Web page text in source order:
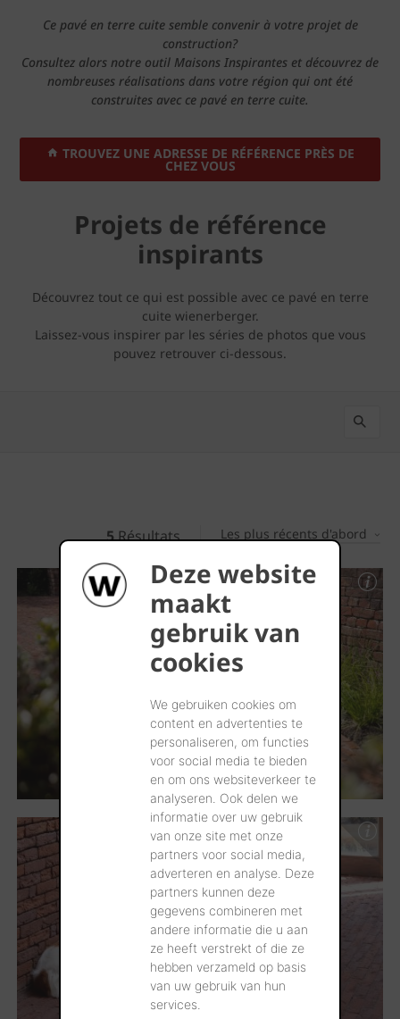
Deze website
maakt
gebruik van
cookies
We gebruiken cookies om
content en advertenties te
personaliseren, om functies
voor social media te bieden
en om ons websiteverkeer te
analyseren. Ook delen we
informatie over uw gebruik
van onze site met onze
partners voor social media,
adverteren en analyse. Deze
partners kunnen deze
gegevens combineren met
andere informatie die u aan
ze heeft verstrekt of die ze
hebben verzameld op basis
van uw gebruik van hun
services.
Ce pavé en terre cuite semble convenir à votre projet de
construction?
Consultez alors notre outil Maisons Inspirantes et découvrez de
nombreuses réalisations dans votre région qui ont été
construites avec ce pavé en terre cuite.
TROUVEZ UNE ADRESSE DE RÉFÉRENCE PRÈS DE
CHEZ VOUS
Projets de référence
inspirants
Découvrez tout ce qui est possible avec ce pavé en terre
cuite wienerberger.
Laissez-vous inspirer par les séries de photos que vous
pouvez retrouver ci-dessous.
5Résultats Les plus récents d'abord